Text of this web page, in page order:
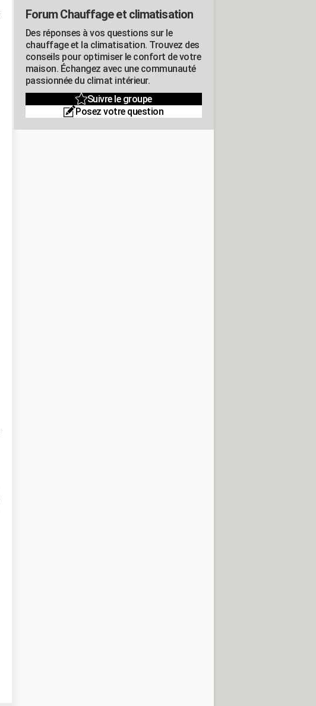
Forum Chauffage et climatisation
Des réponses à vos questions sur le
chauffage et la climatisation. Trouvez des
conseils pour optimiser le confort de votre
maison. Échangez avec une communauté
passionnée du climat intérieur.
Suivre le groupe
Posez votre question